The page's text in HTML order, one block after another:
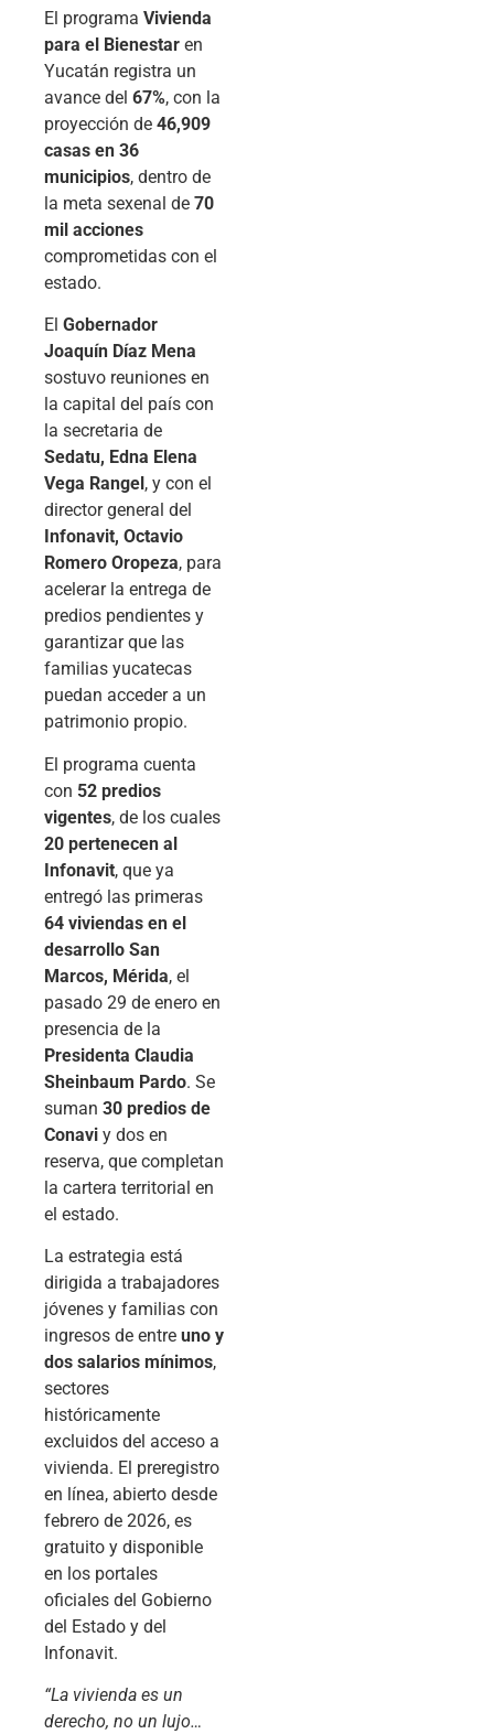
El programa Vivienda
para el Bienestar en
Yucatán registra un
avance del 67%, con la
proyección de 46,909
casas en 36
municipios, dentro de
la meta sexenal de 70
mil acciones
comprometidas con el
estado.
El Gobernador
Joaquín Díaz Mena
sostuvo reuniones en
la capital del país con
la secretaria de
Sedatu, Edna Elena
Vega Rangel , y con el
director general del
Infonavit, Octavio
Romero Oropeza, para
acelerar la entrega de
predios pendientes y
garantizar que las
familias yucatecas
puedan acceder a un
patrimonio propio.
El programa cuenta
con 52 predios
vigentes, de los cuales
20 pertenecen al
Infonavit, que ya
entregó las primeras
64 viviendas en el
desarrollo San
Marcos, Mérida, el
pasado 29 de enero en
presencia de la
Presidenta Claudia
Sheinbaum Pardo. Se
suman 30 predios de
Conavi y dos en
reserva, que completan
la cartera territorial en
el estado.
La estrategia está
dirigida a trabajadores
jóvenes y familias con
ingresos de entre uno y
dos salarios mínimos,
sectores
históricamente
excluidos del acceso a
vivienda. El preregistro
en línea, abierto desde
febrero de 2026, es
gratuito y disponible
en los portales
oficiales del Gobierno
del Estado y del
Infonavit.
“La vivienda es un
derecho, no un lujo…